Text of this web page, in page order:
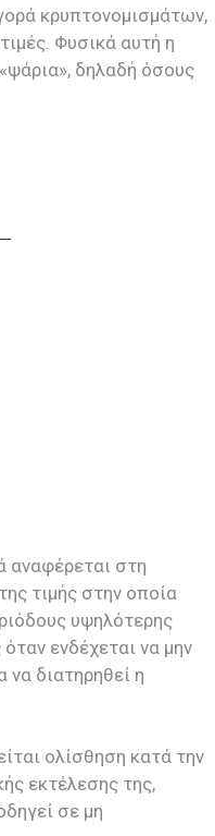
κρυπτονομισμάτων,
Φυσικά αυτή η
δηλαδή όσους
αναφέρεται στη
τιμής στην οποία
υψηλότερης
ενδέχεται να μην
διατηρηθεί η
ολίσθηση κατά την
εκτέλεσης της,
σε μη